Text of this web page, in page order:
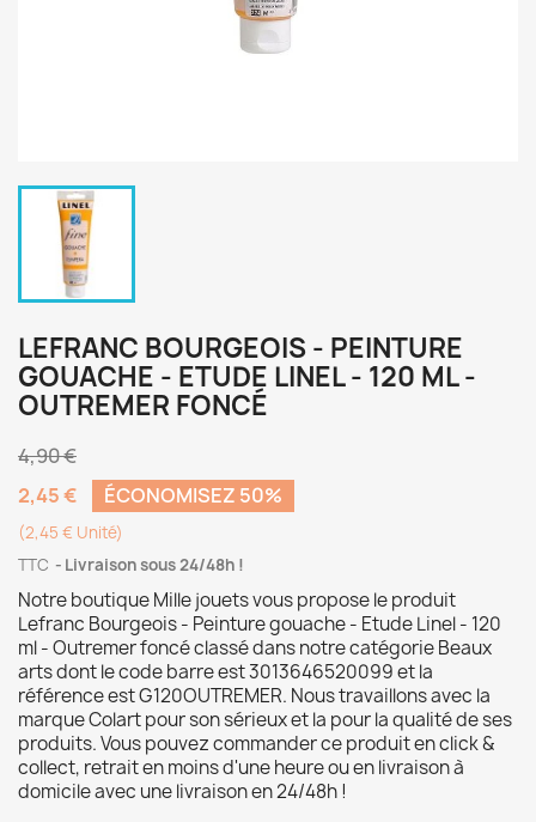
LEFRANC BOURGEOIS - PEINTURE
GOUACHE - ETUDE LINEL - 120 ML -
OUTREMER FONCÉ
4,90 €
2,45 €
ÉCONOMISEZ 50%
(2,45 € Unité)
TTC
Livraison sous 24/48h !
Notre boutique Mille jouets vous propose le produit
Lefranc Bourgeois - Peinture gouache - Etude Linel - 120
ml - Outremer foncé classé dans notre catégorie Beaux
arts dont le code barre est 3013646520099 et la
référence est G120OUTREMER. Nous travaillons avec la
marque Colart pour son sérieux et la pour la qualité de ses
produits. Vous pouvez commander ce produit en click &
collect, retrait en moins d'une heure ou en livraison à
domicile avec une livraison en 24/48h !